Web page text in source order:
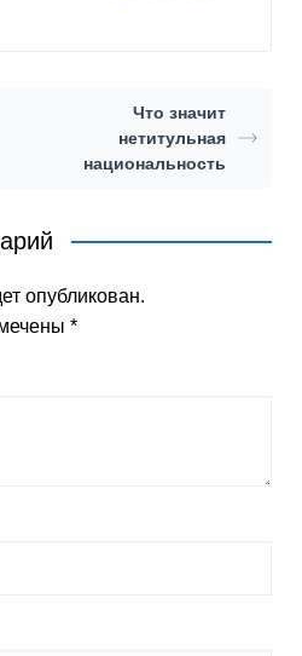
Что значит
нетитульная
национальность
опубликован.
*